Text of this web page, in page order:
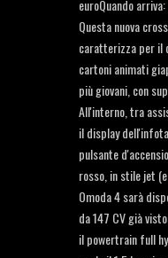
euroQuando
Questa nuova
caratterizza per il
cartoni animati
più giovani, con
All'interno, tra
il display
pulsante
rosso, in stile jet
Omoda 4 sarà
da 147 CV già
il powertrain full